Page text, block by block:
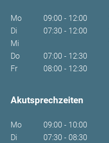
Mo 09:00 - 12:00
Di
07:30 - 12:00
Mi
Do
07:00 - 12:30
Fr
08:00 - 12:30
Akutsprechzeiten
Mo
09:00 - 10:00
Di
07:30 - 08:30